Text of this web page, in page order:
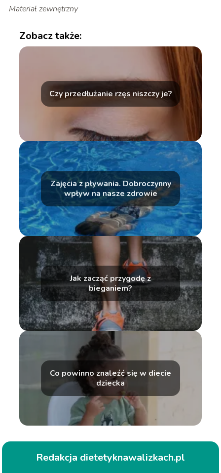
Materiał zewnętrzny
Zobacz także:
Czy przedłużanie rzęs niszczy je?
Zajęcia z pływania. Dobroczynny
wpływ na nasze zdrowie
Jak zacząć przygodę z
bieganiem?
Co powinno znaleźć się w diecie
dziecka
Redakcja dietetyknawalizkach.pl